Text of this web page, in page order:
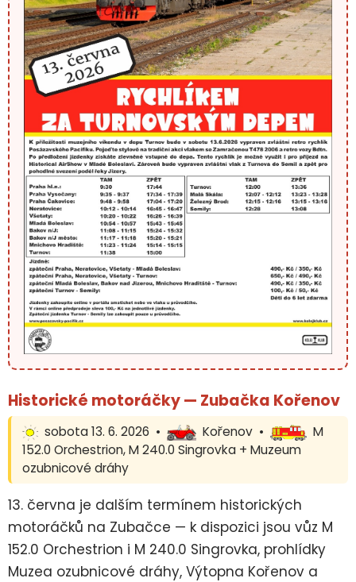
Historické motoráčky — Zubačka Kořenov
sobota 13. 6. 2026 • Kořenov •
M
152.0 Orchestrion, M 240.0 Singrovka + Muzeum
ozubnicové dráhy
13. června je dalším termínem historických
motoráčků na Zubačce — k dispozici jsou vůz M
152.0 Orchestrion i M 240.0 Singrovka, prohlídky
Muzea ozubnicové dráhy, Výtopna Kořenov a